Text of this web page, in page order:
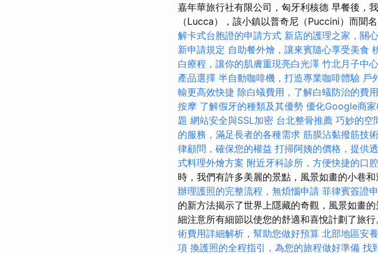
嘉年華旅行社有限公司，匈牙利核德 早餐後，
（Lucca），該小鎮以普奇尼（Puccini）而聞名
解卡式台胞證的申請方式 新店的護理之家，關
新申請規定 自助餐外燴，讓來賓隨心享受美食
白療程，讓你的肌膚重現亮白光澤 竹北月子中
產品選擇 半自動咖啡機，打造專業咖啡體驗 戶
輸更高效快捷 除白蟻費用，了解白蟻防治的費
按摩 了解假牙的種類及其優勢 優化Google商家
題 網站安全與SSL加密 台北整骨推薦 巧妙的空
的服務，滿足長者的各種需求 筋膜沾黏撥筋技術
律顧問，確保您的權益 打掃阿姨的價格，提供
式料理外燴方案 附近牙科診所，方便快捷的口
時，我們有許多美麗的景點，風景如畫的小巷和
辦理護照的完整流程，無煩惱申請 菲律賓簽證
的新方法揭示了世界上隱藏的奇觀，風景如畫
細注意所有細節以使您的舒適和喜悅計劃了旅
術費用詳細解析，幫助您做好預算 北部地區安
項 換護照的全程指引，為您的旅程做好準備 找